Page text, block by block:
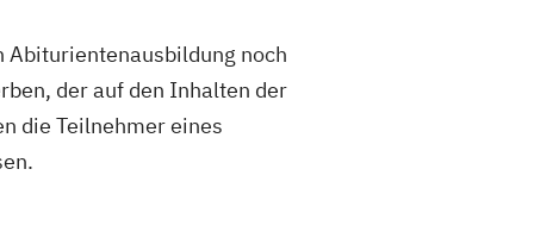
Abiturientenausbildung noch
der auf den Inhalten der
die Teilnehmer eines